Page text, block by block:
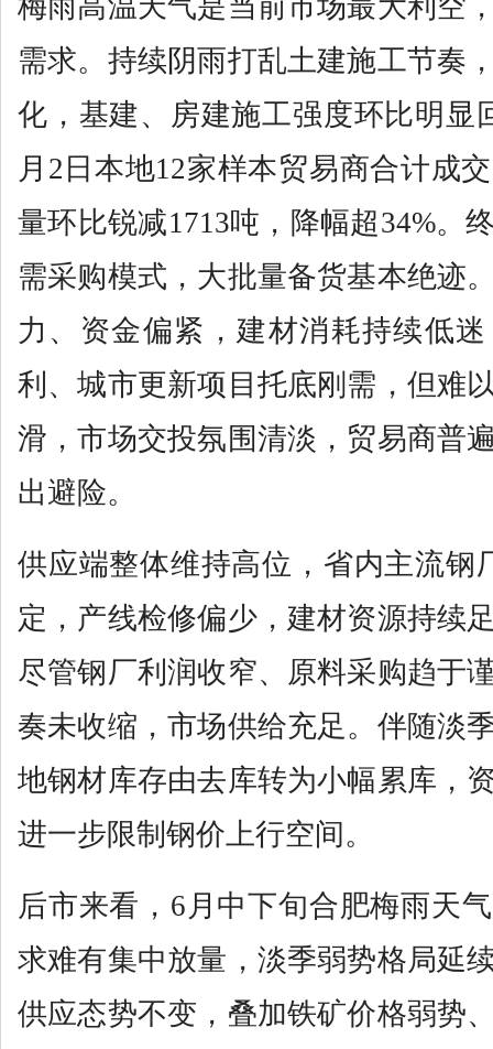
梅雨高温天气是当前市场最大利空
需求。持续阴雨打乱土建施工节奏
化，基建、房建施工强度环比明显
月2日本地12家样本贸易商合计成
量环比锐减1713吨，降幅超34%。
需采购模式，大批量备货基本绝迹
力、资金偏紧，建材消耗持续低
利、城市更新项目托底刚需，但难
滑，市场交投氛围清淡，贸易商普
出避险。
供应端整体维持高位，省内主流钢
定，产线检修偏少，建材资源持续
尽管钢厂利润收窄、原料采购趋于
奏未收缩，市场供给充足。伴随淡
地钢材库存由去库转为小幅累库，
进一步限制钢价上行空间。
后市来看，6月中下旬合肥梅雨天
求难有集中放量，淡季弱势格局延
供应态势不变，叠加铁矿价格弱势